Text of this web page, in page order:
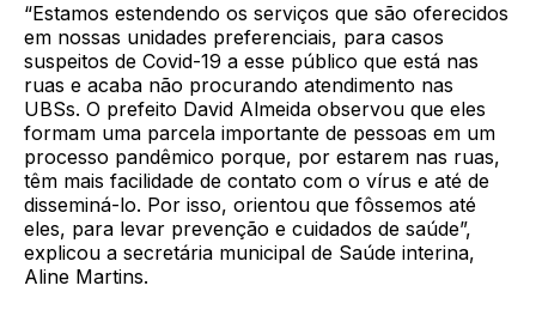
“Estamos estendendo os serviços que são oferecidos
em nossas unidades preferenciais, para casos
suspeitos de Covid-19 a esse público que está nas
ruas e acaba não procurando atendimento nas
UBSs. O prefeito David Almeida observou que eles
formam uma parcela importante de pessoas em um
processo pandêmico porque, por estarem nas ruas,
têm mais facilidade de contato com o vírus e até de
disseminá-lo. Por isso, orientou que fôssemos até
eles, para levar prevenção e cuidados de saúde”,
explicou a secretária municipal de Saúde interina,
Aline Martins.